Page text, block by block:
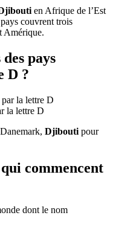
en Afrique de l’Est
couvrent trois
Amérique.
pays
D ?
la lettre D
Djibouti pour
commencent
dont le nom